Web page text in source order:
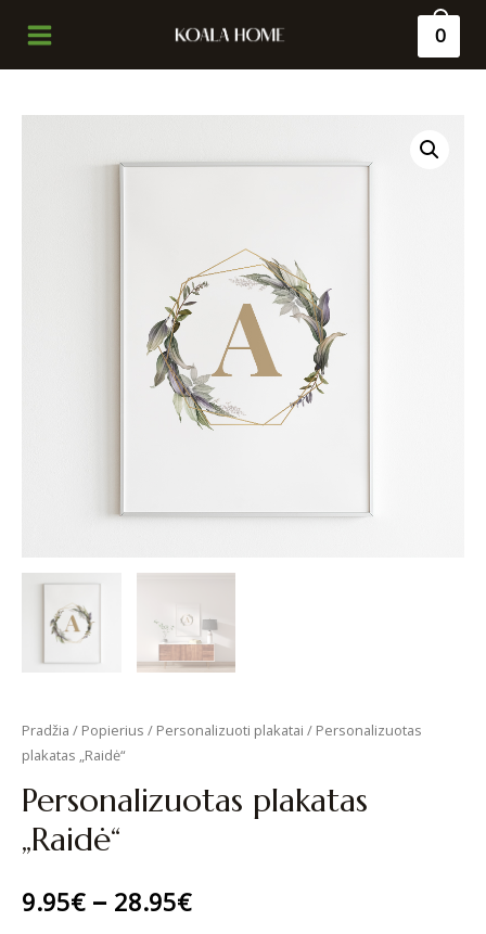
Main
0
Pradžia / Popierius / Personalizuoti plakatai / Personalizuotas
plakatas „Raidė“
Personalizuotas plakatas
„Raidė“
9.95€– 28.95€